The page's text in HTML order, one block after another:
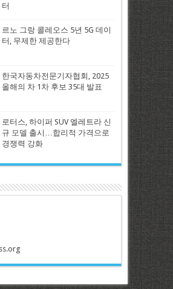
터
르노 그랑 콜레오스 5년 5G 데이
터, 무제한 제공한다
한국자동차전문기자협회, 2025
올해의 차 1차 후보 35대 발표
로터스, 하이퍼 SUV 엘레트라 신
규 모델 출시…합리적 가격으로
경쟁력 강화